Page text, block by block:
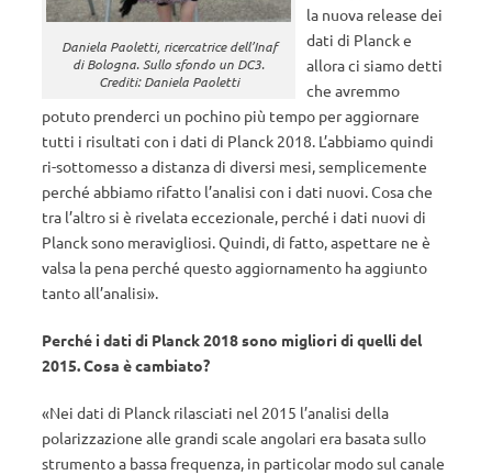
Daniela Paoletti, ricercatrice dell’Inaf
di Bologna. Sullo sfondo un DC3.
Crediti: Daniela Paoletti
la nuova release dei
dati di Planck e
allora ci siamo detti
che avremmo
potuto prenderci un pochino più tempo per aggiornare
tutti i risultati con i dati di Planck 2018. L’abbiamo quindi
ri-sottomesso a distanza di diversi mesi, semplicemente
perché abbiamo rifatto l’analisi con i dati nuovi. Cosa che
tra l’altro si è rivelata eccezionale, perché i dati nuovi di
Planck sono meravigliosi. Quindi, di fatto, aspettare ne è
valsa la pena perché questo aggiornamento ha aggiunto
tanto all’analisi».
Perché i dati di Planck 2018 sono migliori di quelli del
2015. Cosa è cambiato?
«Nei dati di Planck rilasciati nel 2015 l’analisi della
polarizzazione alle grandi scale angolari era basata sullo
strumento a bassa frequenza, in particolar modo sul canale